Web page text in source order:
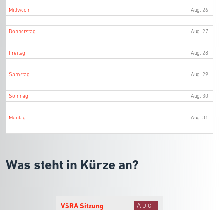
Mittwoch Aug. 26
Donnerstag Aug. 27
Freitag Aug. 28
Samstag Aug. 29
Sonntag Aug. 30
Montag Aug. 31
Was steht in Kürze an?
Aug.
VSRA Sitzung